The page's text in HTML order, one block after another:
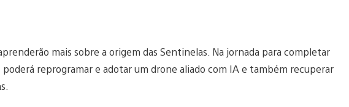
mais sobre a origem das Sentinelas. Na jornada para completar
poderá reprogramar e adotar um drone aliado com IA e também recuperar